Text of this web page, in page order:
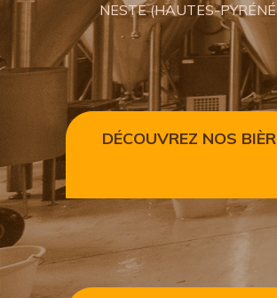
NESTE (HAUTES-
DÉCOUVREZ NOS